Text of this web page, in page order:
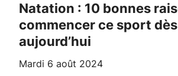
Natation : 10 bonnes raisons de
commencer ce sport dès
aujourd’hui
mardi 6 août 2024